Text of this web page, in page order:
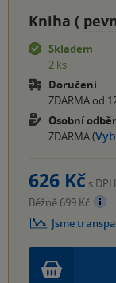
Kniha (
Skladem
2 ks
Doručení
ZDARMA od
Osobní odběr
ZDARMA (
626 Kč s DPH
Běžně 699 Kč
Jsme